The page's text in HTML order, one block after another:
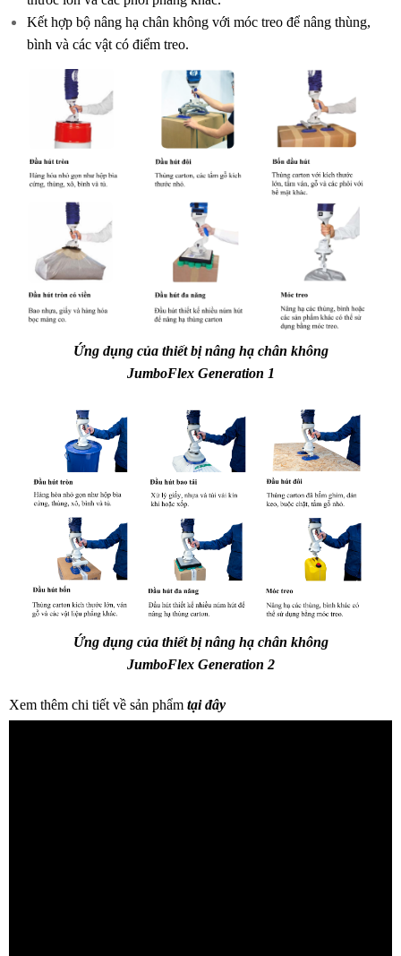
Kết hợp bộ nâng hạ chân không với móc treo để nâng thùng,
bình và các vật có điểm treo.
Ứng dụng của thiết bị nâng hạ chân không
JumboFlex Generation 1
Ứng dụng của thiết bị nâng hạ chân không
JumboFlex Generation 2
Xem thêm chi tiết về sản phẩm tại đây